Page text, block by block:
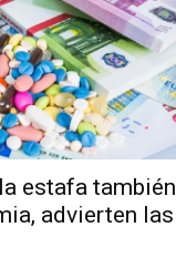
estafa también
advierten las